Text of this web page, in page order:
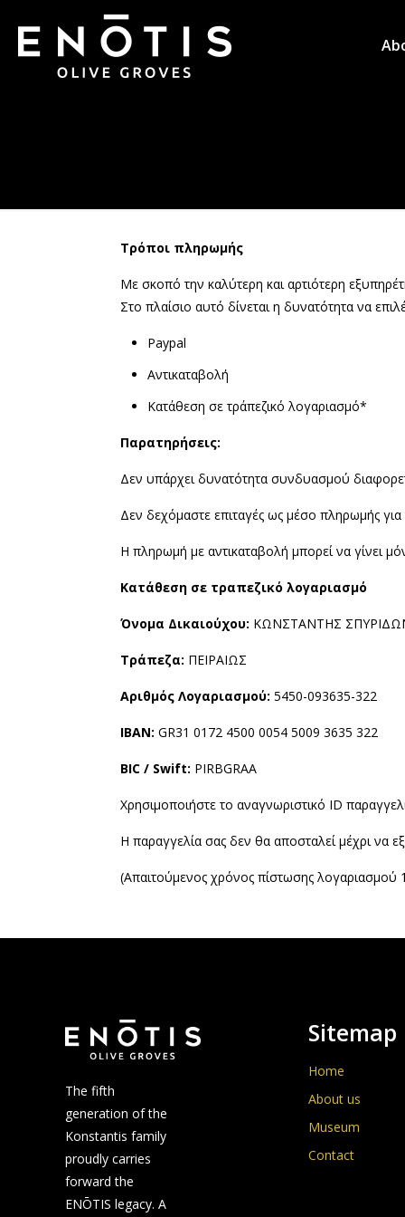
Τρόποι πληρωμής
Με σκοπό την καλύτερη και αρτιότερη
Στο πλαίσιο αυτό δίνεται η δυνατότητα να
Paypal
Αντικαταβολή
Κατάθεση σε τράπεζικό λογαριασμό*
Παρατηρήσεις:
Δεν υπάρχει δυνατότητα συνδυασμού
Δεν δεχόμαστε επιταγές ως μέσο πληρωμής για
Η πληρωμή με αντικαταβολή μπορεί να γίνει
Κατάθεση σε τραπεζικό λογαριασμό
Όνομα Δικαιούχου: ΚΩΝΣΤΑΝΤΗΣ
Τράπεζα: ΠΕΙΡΑΙΩΣ
Αριθμός Λογαριασμού: 5450-093635-322
IBAN: GR31 0172 4500 0054 5009 3635 322
BIC / Swift: PIRBGRAA
Χρησιμοποιήστε το αναγνωριστικό ID
Η παραγγελία σας δεν θα αποσταλεί μέχρι να
(Απαιτούμενος χρόνος πίστωσης λογαριασμού
The fifth
generation of the
Konstantis family
proudly carries
forward the
ENŌTIS legacy. A
Sitemap
Home
About us
Museum
Contact